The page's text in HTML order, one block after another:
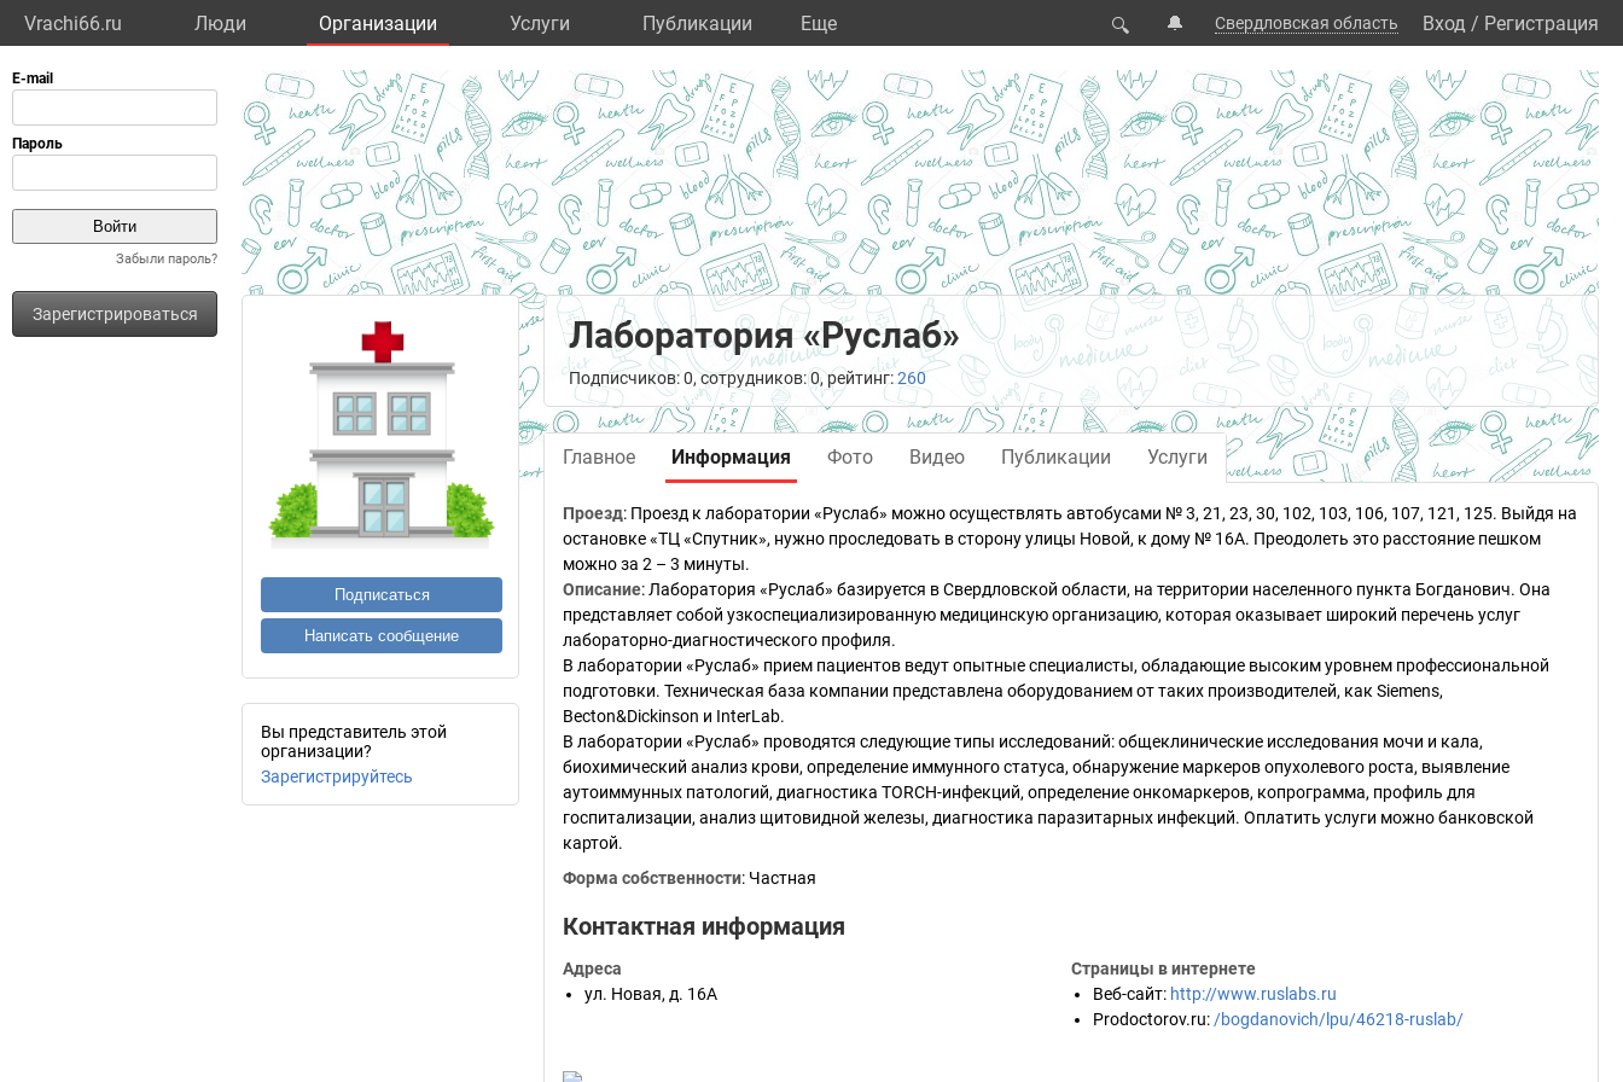
Vrachi66.ru Люди Организации Услуги Публикации Eще 🔍 🔔 Свердловская область Вход / Регистрация
Забыли пароль?
Зарегистрироваться
Подписаться
Написать сообщение
Вы представитель этой
организации?
Зарегистрируйтесь
Лаборатория «Руслаб»
Подписчиков: 0, сотрудников: 0, рейтинг:260
Главное Информация Фото Видео Публикации Услуги
Проезд: Проезд к лаборатории «Руслаб» можно осуществлять автобусами № 3, 21, 23, 30, 102, 103, 106, 107, 121, 125. Выйдя на
остановке «ТЦ «Спутник», нужно проследовать в сторону улицы Новой, к дому № 16А. Преодолеть это расстояние пешком
можно за 2 – 3 минуты.
Описание: Лаборатория «Руслаб» базируется в Свердловской области, на территории населенного пункта Богданович. Она
представляет собой узкоспециализированную медицинскую организацию, которая оказывает широкий перечень услуг
лабораторно-диагностического профиля.
В лаборатории «Руслаб» прием пациентов ведут опытные специалисты, обладающие высоким уровнем профессиональной
подготовки. Техническая база компании представлена оборудованием от таких производителей, как Siemens,
Becton&Dickinson и InterLab.
В лаборатории «Руслаб» проводятся следующие типы исследований: общеклинические исследования мочи и кала,
биохимический анализ крови, определение иммунного статуса, обнаружение маркеров опухолевого роста, выявление
аутоиммунных патологий, диагностика TORCH-инфекций, определение онкомаркеров, копрограмма, профиль для
госпитализации, анализ щитовидной железы, диагностика паразитарных инфекций. Оплатить услуги можно банковской
картой.
Форма собственности: Частная
Контактная информация
Адреса
ул. Новая, д. 16А
Страницы в интернете
Веб-сайт: http://www.ruslabs.ru
Prodoctorov.ru: /bogdanovich/lpu/46218-ruslab/